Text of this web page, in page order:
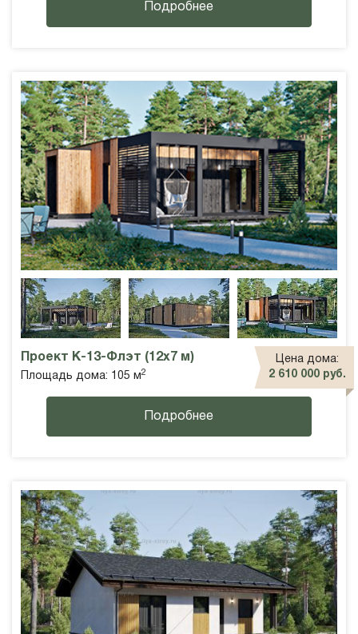
Подробнее
Проект К-13-Флэт (12х7 м)
Площадь дома: 105 м 2
Цена дома:
2 610 000 руб.
Подробнее